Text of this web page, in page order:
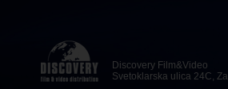
Discovery Film&Video
Svetoklarska ulica 24C,